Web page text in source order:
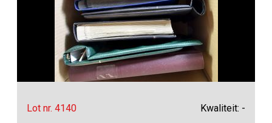
Lot nr. 4140 Kwaliteit: -